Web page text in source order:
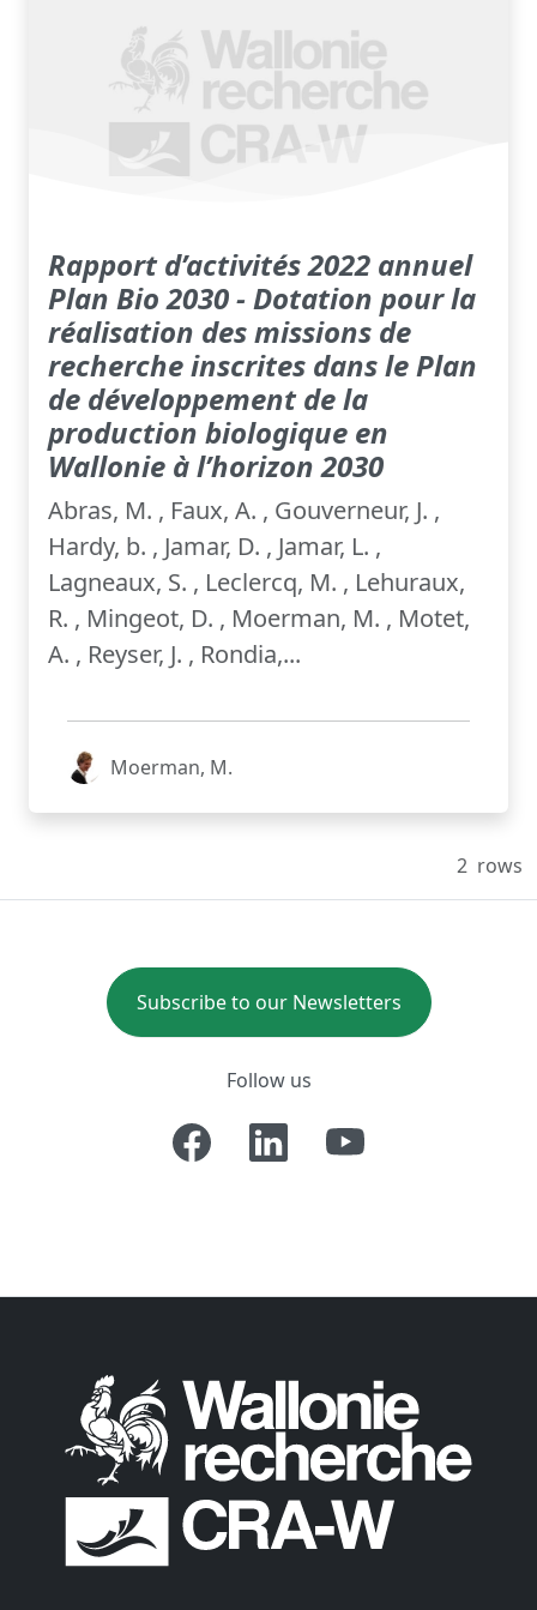
Rapport d’activités 2022 annuel
Plan Bio 2030 - Dotation pour la
réalisation des missions de
recherche inscrites dans le Plan
de développement de la
production biologique en
Wallonie à l’horizon 2030
Abras, M. , Faux, A. , Gouverneur, J. ,
Hardy, b. , Jamar, D. , Jamar, L. ,
Lagneaux, S. , Leclercq, M. , Lehuraux,
R. , Mingeot, D. , Moerman, M. , Motet,
A. , Reyser, J. , Rondia,...
Moerman, M.
2 rows
Subscribe to our Newsletters
Follow us